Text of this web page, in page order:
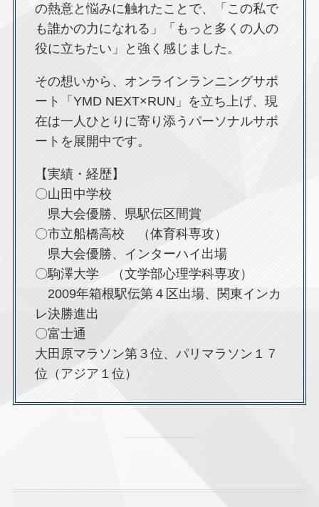
の熱意と悩みに触れたことで、「この私で
も誰かの力になれる」「もっと多くの人の
役に立ちたい」と強く感じました。
その想いから、オンラインランニングサポ
ート「YMD NEXT×RUN」を立ち上げ、現
在は一人ひとりに寄り添うパーソナルサポ
ートを展開中です。
【実績・経歴】
〇山田中学校
県大会優勝、県駅伝区間賞
〇市立船橋高校 （体育科専攻）
県大会優勝、インターハイ出場
〇駒澤大学 （文学部心理学科専攻）
2009年箱根駅伝第４区出場、関東インカ
レ決勝進出
〇富士通
大田原マラソン第３位、パリマラソン１７
位（アジア１位）